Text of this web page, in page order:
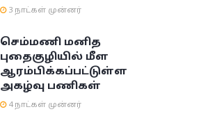
3 நாட்கள் முன்னர்
செம்மணி மனித
புதைகுழியில் மீள
ஆரம்பிக்கப்பட்டுள்ள
அகழ்வு பணிகள்
4 நாட்கள் முன்னர்